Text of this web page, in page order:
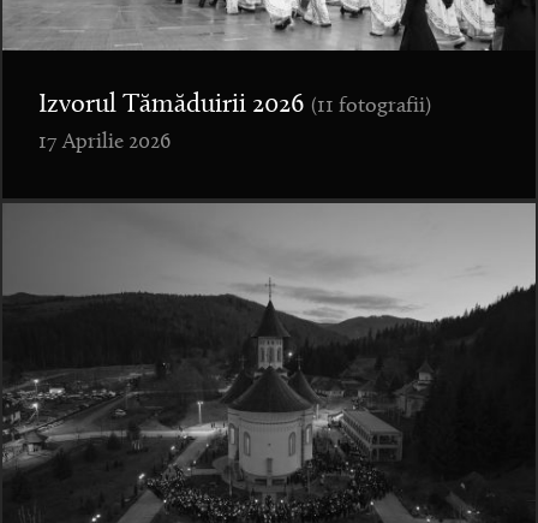
Izvorul Tămăduirii 2026 (11 fotografii)
17 Aprilie 2026